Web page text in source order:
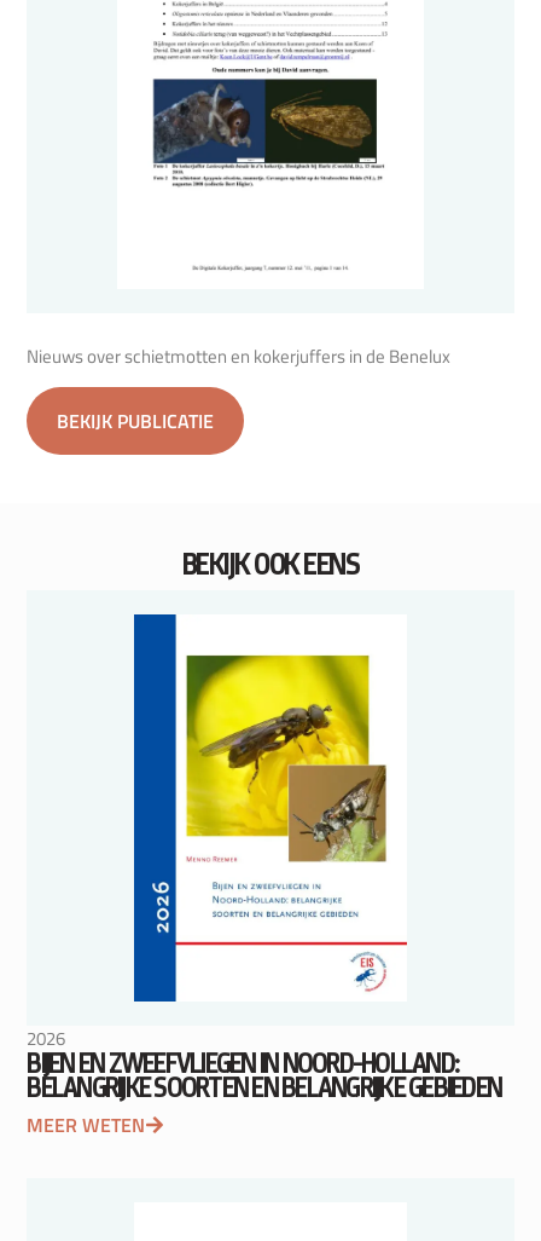
Nieuws over schietmotten en kokerjuffers in de Benelux
BEKIJK PUBLICATIE
BEKIJK OOK EENS
2026
BIJEN EN ZWEEFVLIEGEN IN NOORD-HOLLAND:
BELANGRIJKE SOORTEN EN BELANGRIJKE GEBIEDEN
MEER WETEN